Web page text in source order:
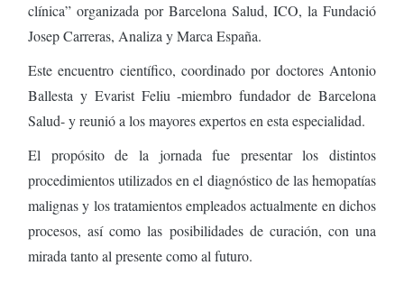
clínica” organizada por Barcelona Salud, ICO, la Fundació
Josep Carreras, Analiza y Marca España.
Este encuentro científico, coordinado por doctores Antonio
Ballesta y Evarist Feliu -miembro fundador de Barcelona
Salud- y reunió a los mayores expertos en esta especialidad.
El propósito de la jornada fue presentar los distintos
procedimientos utilizados en el diagnóstico de las hemopatías
malignas y los tratamientos empleados actualmente en dichos
procesos, así como las posibilidades de curación, con una
mirada tanto al presente como al futuro.